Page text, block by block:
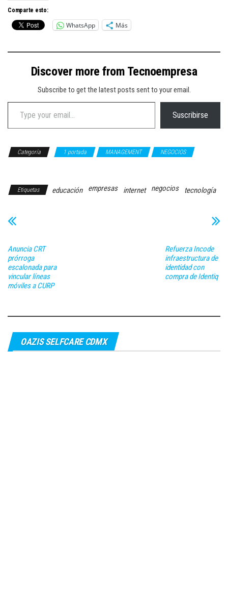
Comparte esto:
WhatsApp Más
Discover more from Tecnoempresa
Subscribe to get the latest posts sent to your email.
Type your email…
Suscribirse
Categoría 1 portada MANAGEMENT
NEGOCIOS
Etiquetas educación empresas internet negocios tecnología
Anuncia CRT
prórroga
escalonada para
vincular líneas
móviles a CURP
Refuerza Incode
infraestructura de
identidad con
compra de Identiq
OAZIS SELFCARE CDMX